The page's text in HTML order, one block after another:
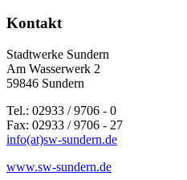
Kontakt
Stadtwerke Sundern
Am Wasserwerk 2
59846 Sundern
Tel.: 02933 / 9706 - 0
Fax: 02933 / 9706 - 27
info(at)sw-sundern.de
www.sw-sundern.de